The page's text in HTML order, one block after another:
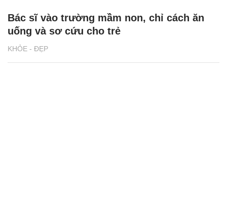
KHỎE - ĐẸP
Bác sĩ vào trường mầm non, chỉ cách ăn
uống và sơ cứu cho trẻ